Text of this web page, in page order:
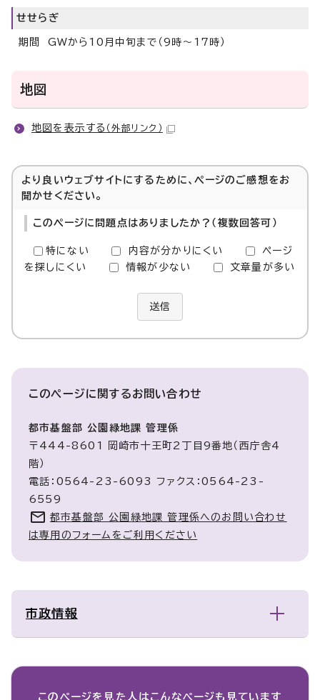
せせらぎ
期間 GWから10月中旬まで（9時～17時）
地図
地図を表示する （外部リンク）
より良いウェブサイトにするために、ページのご感想をお
聞かせください。
このページに問題点はありましたか？（複数回答可）
特にない 内容が分かりにくい
ページ
を探しにくい
情報が少ない 文章量が多い
送信
このページに関するお問い合わせ
都市基盤部 公園緑地課 管理係
〒444-8601 岡崎市十王町2丁目9番地（西庁舎4
階）
電話：0564-23-6093 ファクス：0564-23-
6559
都市基盤部 公園緑地課 管理係へのお問い合わせ
は専用のフォームをご利用ください
市政情報
このページを見た人は こんなページも見ています